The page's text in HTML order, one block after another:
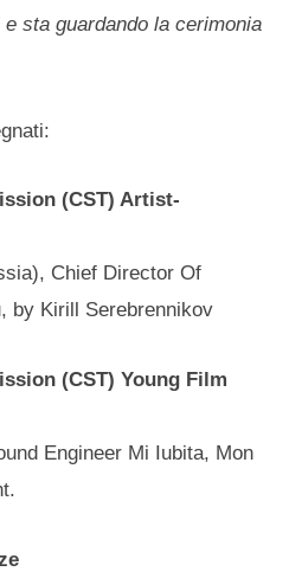
sta guardando la cerimonia
(CST) Artist-
Chief Director Of
by Kirill Serebrennikov
(CST) Young Film
Engineer Mi Iubita, Mon